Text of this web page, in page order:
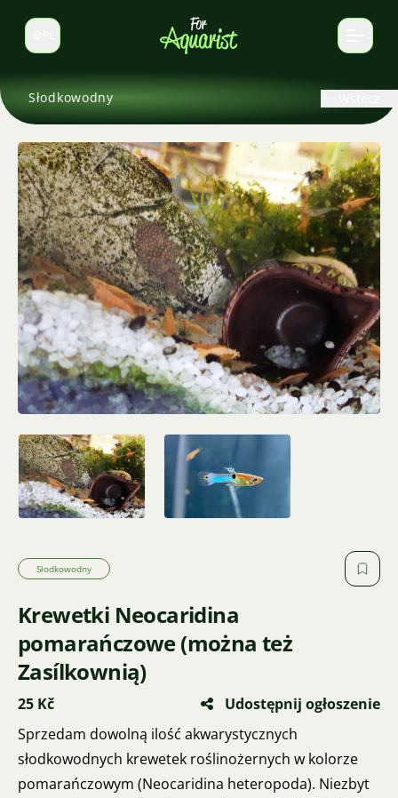
Zmień język
Słodkowodny
Słodkowodny
Krewetki Neocaridina
pomarańczowe (można też
Zasílkownią)
25 Kč
Udostępnij ogłoszenie
Sprzedam dowolną ilość akwarystycznych
słodkowodnych krewetek roślinożernych w kolorze
pomarańczowym (Neocaridina heteropoda). Niezbyt